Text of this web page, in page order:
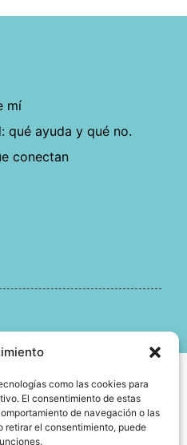
como las cookies para
El consentimiento de estas
de navegación o las
retirar el consentimiento, puede
mí
qué ayuda y qué no.
conectan